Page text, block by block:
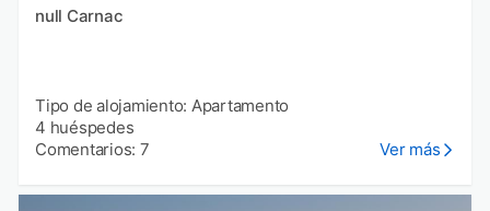
null Carnac
Tipo de alojamiento: Apartamento
4 huéspedes
Comentarios: 7
Ver más